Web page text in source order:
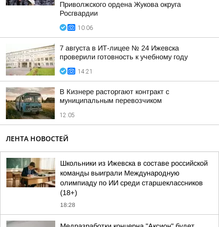
Приволжского ордена Жукова округа
Росгвардии
10:06
7 августа в ИТ-лицее № 24 Ижевска
проверили готовность к учебному году
14:21
В Кизнере расторгают контракт с
муниципальным перевозчиком
12:05
ЛЕНТА НОВОСТЕЙ
Школьники из Ижевска в составе российской
команды выиграли Международную
олимпиаду по ИИ среди старшеклассников
(18+)
18:28